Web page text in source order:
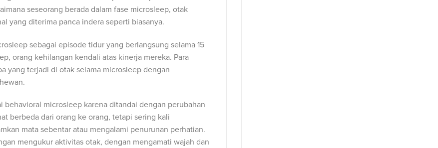
seseorang berada dalam fase microsleep, otak
yang diterima panca indera seperti biasanya.
sebagai episode tidur yang berlangsung selama 15
orang kehilangan kendali atas kinerja mereka. Para
yang terjadi di otak selama microsleep dengan
behavioral microsleep karena ditandai dengan perubahan
berbeda dari orang ke orang, tetapi sering kali
mata sebentar atau mengalami penurunan perhatian.
mengukur aktivitas otak, dengan mengamati wajah dan